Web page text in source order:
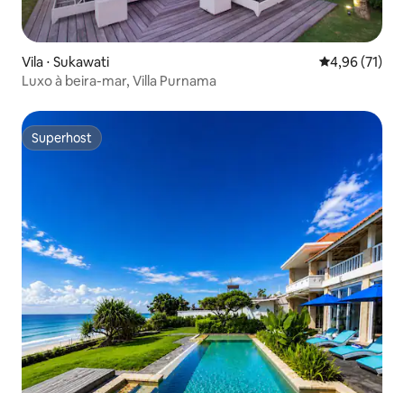
Vila ⋅ Sukawati 4,96 de uma
4,96 (71)
Luxo à beira-mar, Villa Purnama
Superhost
Superhost